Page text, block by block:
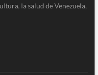
la salud de Venezuela,